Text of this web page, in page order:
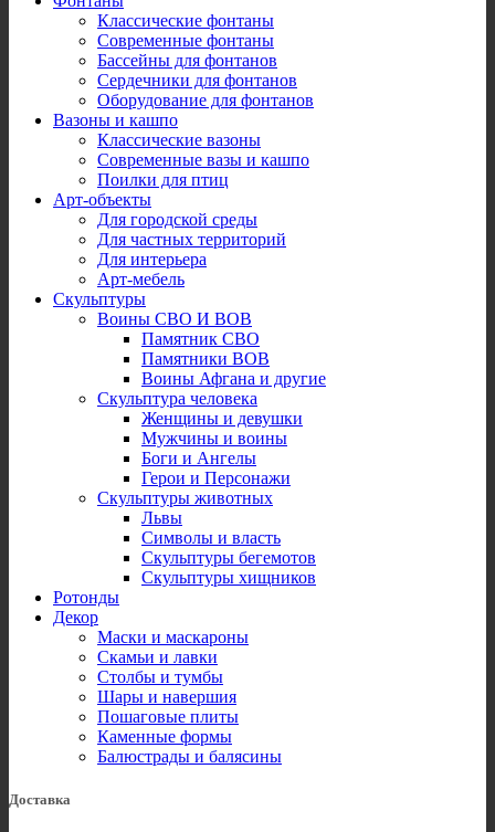
Классические фонтаны
Современные фонтаны
Бассейны для фонтанов
Сердечники для фонтанов
Оборудование для фонтанов
Вазоны и кашпо
Классические вазоны
Современные вазы и кашпо
Поилки для птиц
Арт-объекты
Для городской среды
Для частных территорий
Для интерьера
Арт-мебель
Скульптуры
Воины СВО И ВОВ
Памятник СВО
Памятники ВОВ
Воины Афгана и другие
Скульптура человека
Женщины и девушки
Мужчины и воины
Боги и Ангелы
Герои и Персонажи
Скульптуры животных
Львы
Символы и власть
Скульптуры бегемотов
Скульптуры хищников
Ротонды
Декор
Маски и маскароны
Скамьи и лавки
Столбы и тумбы
Шары и навершия
Пошаговые плиты
Каменные формы
Балюстрады и балясины
Доставка